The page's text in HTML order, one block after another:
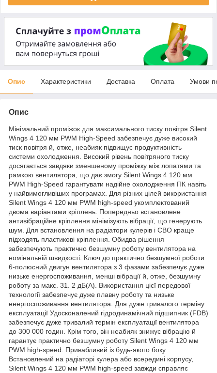
Опис Характеристики Доставка Оплата Умови
Опис
Мінімальний проміжок для максимального тиску повітря Silent
Wings 4 120 мм PWM High-Speed забезпечує дуже високий
тиск повітря й, отже, неабияк підвищує продуктивність
системи охолодження. Високий рівень повітряного тиску
досягається завдяки зменшеному проміжку між лопатями та
рамкою вентилятора, що дає змогу Silent Wings 4 120 мм
PWM High-Speed гарантувати надійне охолодження ПК навіть
у найвимогливіших програмах. Для різних цілей використання
Silent Wings 4 120 мм PWM high-speed укомплектований
двома варіантами кріплень. Попередньо встановлене
антивібраційне кріплення мінімізують вібрації, що генерують
шум. Для встановлення на радіатори кулерів і СВО краще
підходять пластикові кріплення. Обидва рішення
забезпечують практично безшумну роботу вентилятора на
номінальній швидкості. Ключ до практично безшумної роботи
6-полюсний двигун вентилятора з 3 фазами забезпечує дуже
низьке енергоспоживання, менші вібрації й, отже, безшумну
роботу за макс. 31. 2 дБ(A). Використання цієї передової
технології забезпечує дуже плавну роботу та низьке
енергоспоживання вентилятора. Для дуже тривалого терміну
експлуатації Удосконалений гідродинамічний підшипник (FDB)
забезпечує дуже тривалий термін експлуатації вентилятора
до 300 000 годин. Крім того, він неабияк знижує вібрацію й
гарантує практично безшумну роботу Silent Wings 4 120 мм
PWM high-speed. Привабливий із будь-якого боку
Встановлений на радіаторі кулера або всередині корпусу,
Silent Wings 4 120 мм PWM high-speed завжди справляє